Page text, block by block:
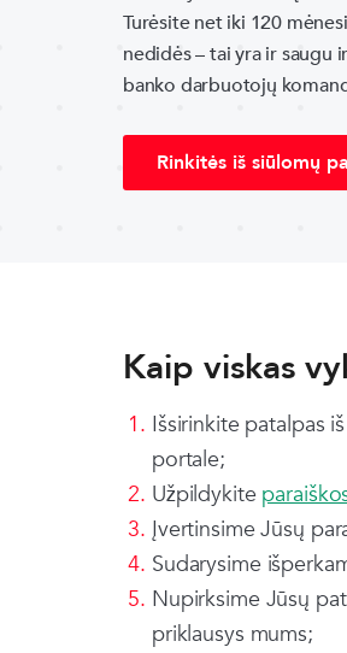
Turėsite net iki 120
nedidės – tai yra ir saugu
banko darbuotojų
Rinkitės iš siūlomų
Kaip viskas
Išsirinkite patalpas
portale;
Užpildykite
Įvertinsime Jūsų
Sudarysime
Nupirksime Jūsų
priklausys mums;